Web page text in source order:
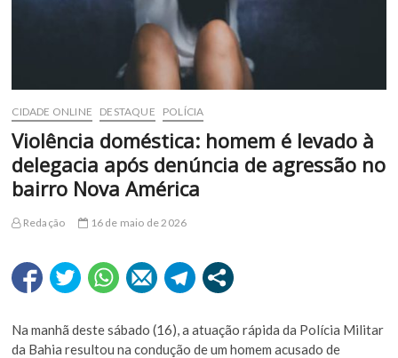
CIDADE ONLINE DESTAQUE POLÍCIA
Violência doméstica: homem é levado à
delegacia após denúncia de agressão no
bairro Nova América
Redação 16 de maio de 2026
Na manhã deste sábado (16), a atuação rápida da Polícia Militar
da Bahia resultou na condução de um homem acusado de